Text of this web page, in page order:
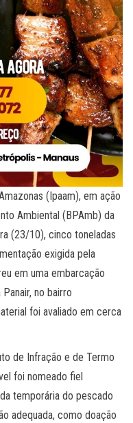
(Ipaam), em ação
Ambiental (BPAmb) da
(23/10), cinco toneladas
exigida pela
em uma embarcação
no bairro
foi avaliado em cerca
de Infração e de Termo
foi nomeado fiel
temporária do pescado
adequada, como doação